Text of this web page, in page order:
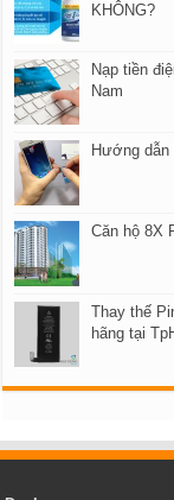
KHÔNG?
Nạp tiền
Nam
Hướng dẫn
Căn hộ 8X
Thay thế
hãng tại